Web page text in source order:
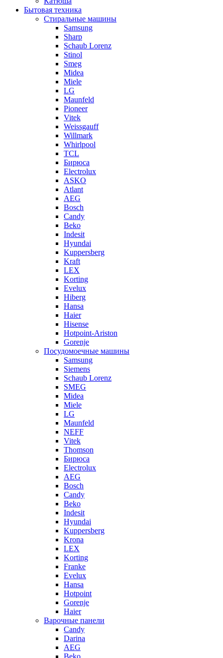
Бытовая техника
Стиральные машины
Samsung
Sharp
Schaub Lorenz
Stinol
Smeg
Midea
Miele
LG
Maunfeld
Pioneer
Vitek
Weissgauff
Willmark
Whirlpool
TCL
Бирюса
Electrolux
ASKO
Atlant
AEG
Bosch
Candy
Beko
Indesit
Hyundai
Kuppersberg
Kraft
LEX
Korting
Evelux
Hiberg
Hansa
Haier
Hisense
Hotpoint-Ariston
Gorenje
Посудомоечные машины
Samsung
Siemens
Schaub Lorenz
SMEG
Midea
Miele
LG
Maunfeld
NEFF
Vitek
Thomson
Бирюса
Electrolux
AEG
Bosch
Candy
Beko
Indesit
Hyundai
Kuppersberg
Krona
LEX
Korting
Franke
Evelux
Hansa
Hotpoint
Gorenje
Haier
Варочные панели
Candy
Darina
AEG